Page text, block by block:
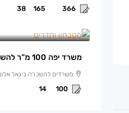
366
165
38
משרד יפה 100 מ”ר להשכרה- צומת השלום
משרדים להשכרה ביגאל אלון
100
14